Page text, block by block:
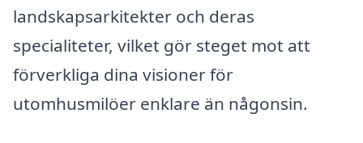
landskapsarkitekter och deras
specialiteter, vilket gör steget mot att
förverkliga dina visioner för
utomhusmilöer enklare än någonsin.